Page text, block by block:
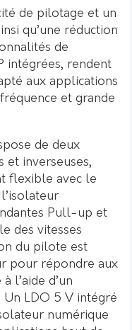
de pilotage et un
qu’une réduction
de
intégrées, rendent
aux applications
et grande
de deux
et inverseuses,
flexible avec le
Pull-up et
des vitesses
du pilote est
pour répondre aux
l’aide d’un
Un LDO 5 V intégré
numérique